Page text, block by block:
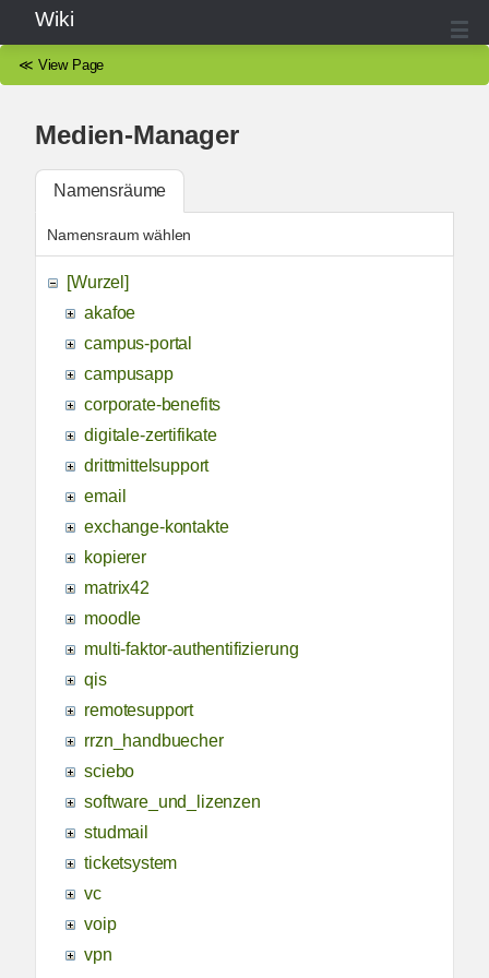
Wiki
≪ View Page
Medien-Manager
Namensräume
Namensraum wählen
[Wurzel]
akafoe
campus-portal
campusapp
corporate-benefits
digitale-zertifikate
drittmittelsupport
email
exchange-kontakte
kopierer
matrix42
moodle
multi-faktor-authentifizierung
qis
remotesupport
rrzn_handbuecher
sciebo
software_und_lizenzen
studmail
ticketsystem
vc
voip
vpn